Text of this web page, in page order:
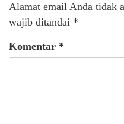
Alamat email Anda tidak
wajib ditandai *
Komentar *